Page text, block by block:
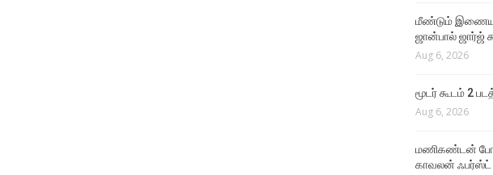
மீண்டும்
ஜான்பால் ஜார்ஜ்
Aug 6, 2026
மூடர் கூடம் 2
Aug 6, 2026
மணிகண்டன்
காவலன் ஃபர்ஸ்ட்
VIDEO SONGS
Rathatha Thaa Lyrical